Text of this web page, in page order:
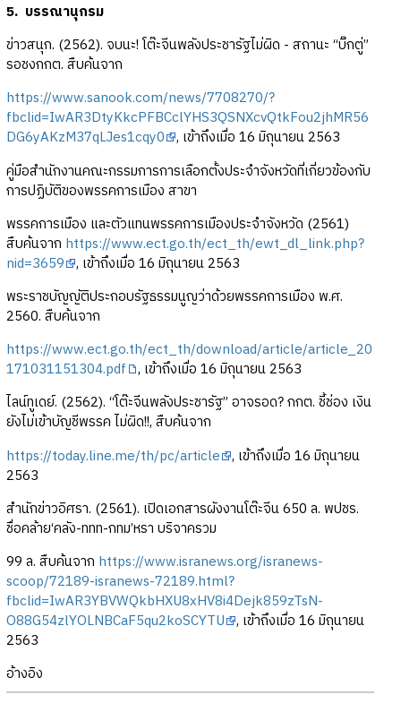
5. บรรณานุกรม
ข่าวสนุก. (2562). จบนะ! โต๊ะจีนพลังประชารัฐไม่ผิด - สถานะ “บิ๊กตู่”
รอชงกกต. สืบค้นจาก
https://www.sanook.com/news/7708270/?
fbclid=IwAR3DtyKkcPFBCclYHS3QSNXcvQtkFou2jhMR56
DG6yAKzM37qLJes1cqy0 , เข้าถึงเมื่อ 16 มิถุนายน 2563
คู่มือสำนักงานคณะกรรมการการเลือกตั้งประจำจังหวัดที่เกี่ยวข้องกับ
การปฏิบัติของพรรคการเมือง สาขา
พรรคการเมือง และตัวแทนพรรคการเมืองประจำจังหวัด (2561)
สืบค้นจาก https://www.ect.go.th/ect_th/ewt_dl_link.php?
nid=3659 , เข้าถึงเมื่อ 16 มิถุนายน 2563
พระราชบัญญัติประกอบรัฐธรรมนูญว่าด้วยพรรคการเมือง พ.ศ.
2560. สืบค้นจาก
https://www.ect.go.th/ect_th/download/article/article_20
171031151304.pdf , เข้าถึงเมื่อ 16 มิถุนายน 2563
ไลน์ทูเดย์. (2562). “โต๊ะจีนพลังประชารัฐ” อาจรอด? กกต. ชี้ช่อง เงิน
ยังไม่เข้าบัญชีพรรค ไม่ผิด!!, สืบค้นจาก
https://today.line.me/th/pc/article , เข้าถึงเมื่อ 16 มิถุนายน
2563
สำนักข่าวอิศรา. (2561). เปิดเอกสารผังงานโต๊ะจีน 650 ล. พปชร.
ชื่อคล้าย‘คลัง-ททท-กทม’หรา บริจาครวม
99 ล. สืบค้นจาก https://www.isranews.org/isranews-
scoop/72189-isranews-72189.html?
fbclid=IwAR3YBVWQkbHXU8xHV8i4Dejk859zTsN-
O88G54zlYOLNBCaF5qu2koSCYTU , เข้าถึงเมื่อ 16 มิถุนายน
2563
อ้างอิง